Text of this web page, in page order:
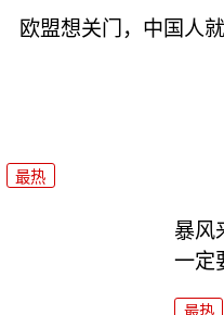
欧盟想关门，中国人
最热
暴风
一定
最热